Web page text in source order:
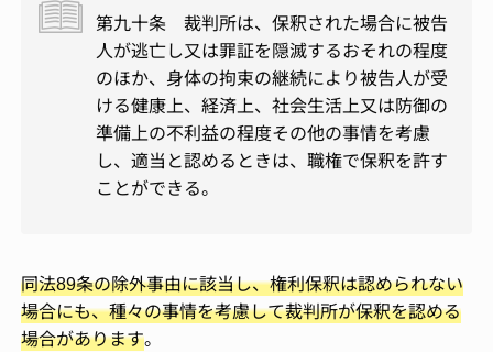
第九十条 裁判所は、保釈された場合に被告
人が逃亡し又は罪証を隠滅するおそれの程度
のほか、身体の拘束の継続により被告人が受
ける健康上、経済上、社会生活上又は防御の
準備上の不利益の程度その他の事情を考慮
し、適当と認めるときは、職権で保釈を許す
ことができる。
同法89条の除外事由に該当し、権利保釈は認められない
場合にも、種々の事情を考慮して裁判所が保釈を認める
場合があります。